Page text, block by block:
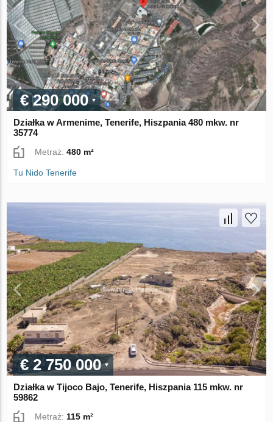
€ 290 000
Działka w Armenime, Tenerife, Hiszpania 480 mkw. nr
35774
Metraż:480 m²
Tu Nido Tenerife
€ 2 750 000
Działka w Tijoco Bajo, Tenerife, Hiszpania 115 mkw. nr
59862
Metraż: 115 m²